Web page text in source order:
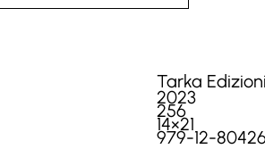
Tarka Edizioni
2023
256
14×21
979-12-